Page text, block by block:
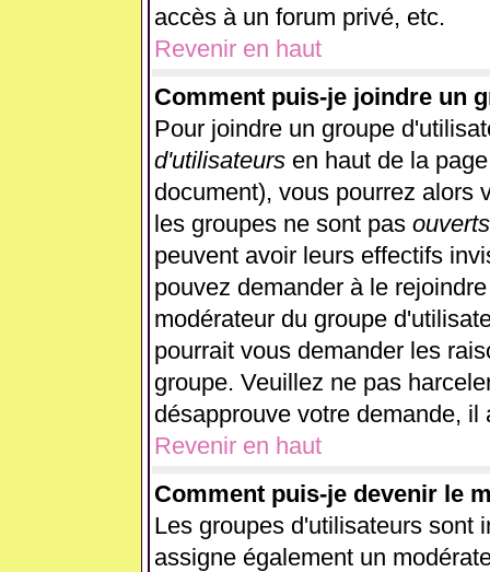
accès à un forum privé, etc.
Revenir en haut
Comment puis-je joindre un
Pour joindre un groupe
d'utilisateursen haut de la
document), vous pourrez alors
les groupes ne sont pas ouverts
peuvent avoir leurs effectifs
pouvez demander à le
modérateur du groupe
pourrait vous demander les
groupe. Veuillez ne pas
désapprouve votre demande, il
Revenir en haut
Comment puis-je devenir le
Les groupes d'utilisateurs sont
assigne également un